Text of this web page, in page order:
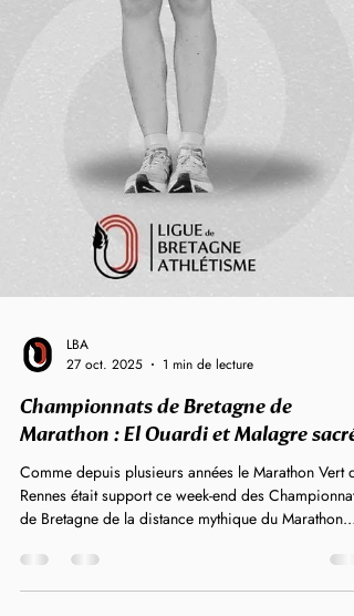
27 oct. 2025
1 min de lecture
Championnats de Bretagne de